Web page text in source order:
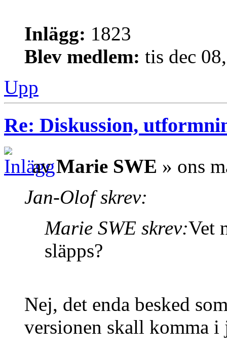
Inlägg: 1823
Blev medlem: tis dec
Upp
Re: Diskussion,
avMarie SWE » ons
Jan-Olof skrev:
Marie SWE skrev:Vet
släpps?
Nej, det enda besked
versionen skall komma i